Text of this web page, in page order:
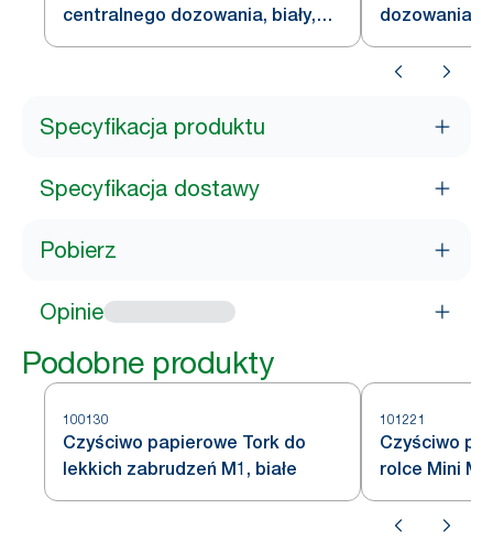
centralnego dozowania, biały,
M2
dozowania,
Specyfikacja produktu
Specyfikacja dostawy
Pobierz
Opinie
Podobne produkty
100130
Czyściwo papierowe Tork do
lekkich zabrudzeń M1, białe
101221
Czyściwo
rolce Mini M1